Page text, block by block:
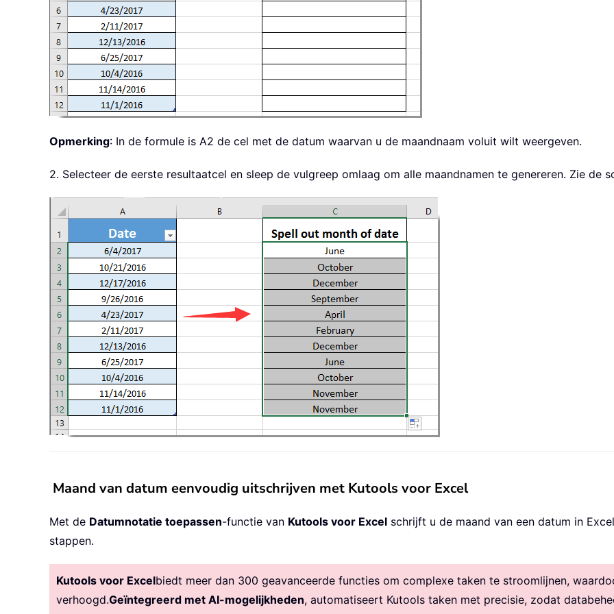
Opmerking: In de formule is A2 de cel met de datum waarvan u de maandnaam voluit wilt weergeven.
2. Selecteer de eerste resultaatcel en sleep de vulgreep omlaag om alle maandnamen te genereren. Zie de
Maand van datum eenvoudig uitschrijven met Kutools voor Excel
Met de Datumnotatie toepassen-functie van Kutools voor Excel schrijft u de maand van een datum in
stappen.
Kutools voor Excelbiedt meer dan 300 geavanceerde functies om complexe taken te stroomlijnen,
verhoogd.Geïntegreerd met AI-mogelijkheden, automatiseert Kutools taken met precisie, zodat